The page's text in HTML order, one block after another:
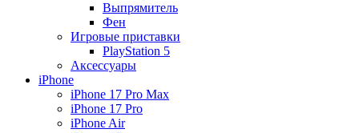
Выпрямитель
Фен
Игровые приставки
PlayStation 5
Аксессуары
iPhone
iPhone 17 Pro Max
iPhone 17 Pro
iPhone Air